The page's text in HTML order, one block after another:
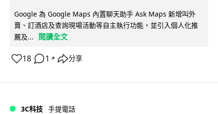
Google 為 Google Maps 內置聊天助手 Ask Maps 新增叫外
賣、訂酒店及查詢現場活動等自主執行功能，並引入個人化推
薦及...
閱讀全文
18 1 ↗ 分享
3C科技 手提電話